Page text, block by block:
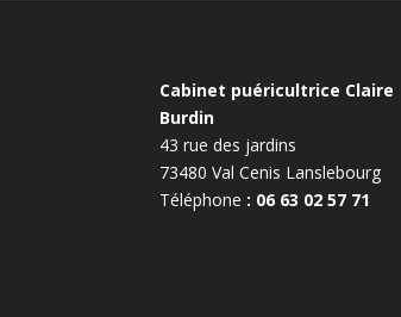
Cabinet puéricultrice Claire
Burdin
43 rue des jardins
73480 Val Cenis Lanslebourg
Téléphone : 06 63 02 57 71